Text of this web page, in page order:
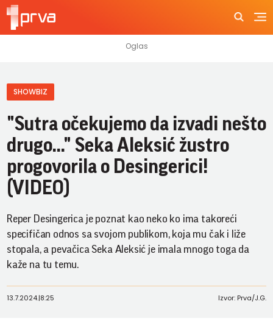
SHOWBIZ
"Sutra očekujemo da izvadi nešto
drugo..." Seka Aleksić žustro
progovorila o Desingerici!
(VIDEO)
Reper Desingerica je poznat kao neko ko ima takoreći
specifičan odnos sa svojom publikom, koja mu čak i liže
stopala, a pevačica Seka Aleksić je imala mnogo toga da
kaže na tu temu.
13.7.2024.|8:25 Izvor: Prva/J.G.